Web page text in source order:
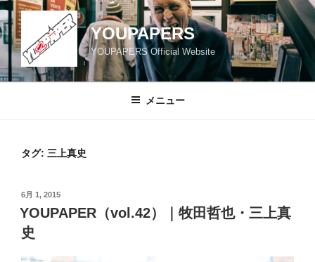
コ
ン
テ
ツ
YOUPAPERS
YOUPAPERS Official Website
メニュー
タグ: 三上真史
投
稿
日:
6月 1, 2015
YOUPAPER（vol.42）｜牧田哲也・三上真
史